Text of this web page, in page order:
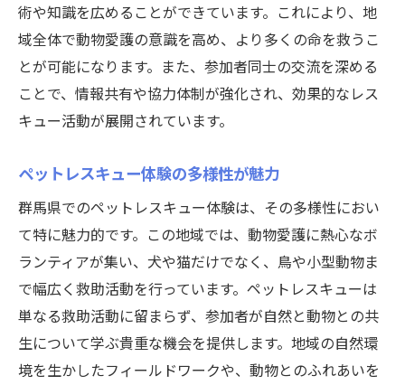
術や知識を広めることができています。これにより、地
域全体で動物愛護の意識を高め、より多くの命を救うこ
とが可能になります。また、参加者同士の交流を深める
ことで、情報共有や協力体制が強化され、効果的なレス
キュー活動が展開されています。
ペットレスキュー体験の多様性が魅力
群馬県でのペットレスキュー体験は、その多様性におい
て特に魅力的です。この地域では、動物愛護に熱心なボ
ランティアが集い、犬や猫だけでなく、鳥や小型動物ま
で幅広く救助活動を行っています。ペットレスキューは
単なる救助活動に留まらず、参加者が自然と動物との共
生について学ぶ貴重な機会を提供します。地域の自然環
境を生かしたフィールドワークや、動物とのふれあいを